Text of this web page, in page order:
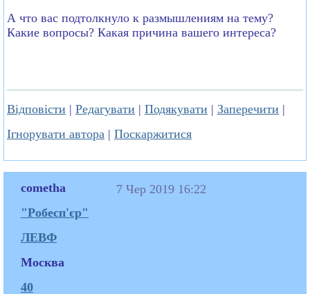
А что вас подтолкнуло к размышлениям на тему?
Какие вопросы? Какая причина вашего интереса?
Відповісти | Редагувати | Подякувати | Заперечити |
Ігнорувати автора | Поскаржитися
cometha
"Робесп'єр"
ЛЕВФ
Москва
40
7 Чер 2019 16:22